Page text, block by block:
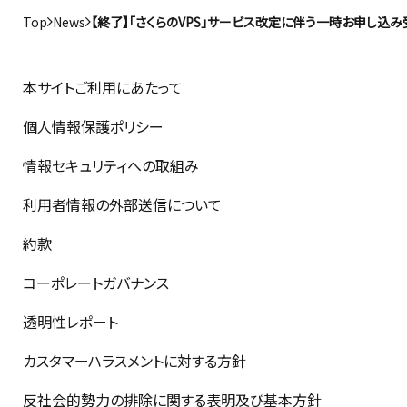
Top News 【終了】「さくらのVPS」サービス改定に伴う一時お申し込
本サイトご利用にあたって
個人情報保護ポリシー
情報セキュリティへの取組み
利用者情報の外部送信について
約款
コーポレートガバナンス
透明性レポート
カスタマーハラスメントに対する方針
反社会的勢力の排除に関する表明及び基本方針